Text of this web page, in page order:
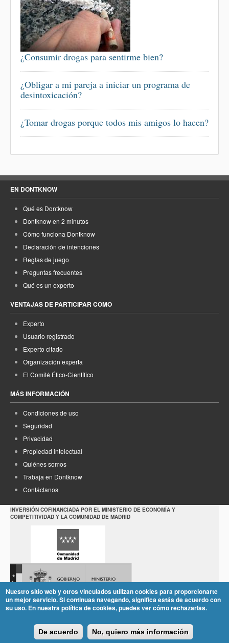
¿Consumir drogas para sentirme bien?
¿Obligar a mi pareja a iniciar un programa de
desintoxicación?
¿Tomar drogas porque todos mis amigos lo hacen?
EN DONTKNOW
Qué es Dontknow
Dontknow en 2 minutos
Cómo funciona Dontknow
Declaración de intenciones
Reglas de juego
Preguntas frecuentes
Qué es un experto
VENTAJAS DE PARTICIPAR COMO
Experto
Usuario registrado
Experto citado
Organización experta
El Comité Ético-Científico
MÁS INFORMACIÓN
Condiciones de uso
Seguridad
Privacidad
Propiedad intelectual
Quiénes somos
Trabaja en Dontknow
Contáctanos
INVERSIÓN COFINANCIADA POR EL MINISTERIO DE ECONOMÍA Y
COMPETITIVIDAD Y LA COMUNIDAD DE MADRID
Nuestro sitio web y otros vinculados utilizan cookies para proporcionarte
un mejor servicio. Si continuas navegando, significa estás de acuerdo con
su uso. En nuestra política de cookies, puedes ver cómo rechazarlas.
De acuerdo No, quiero más información